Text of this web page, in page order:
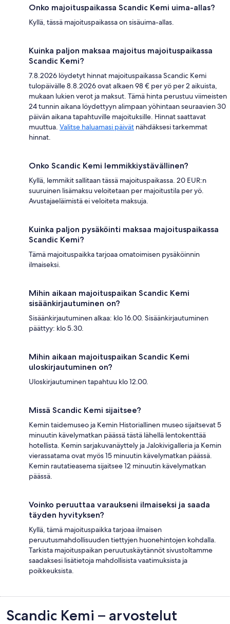
Onko majoituspaikassa Scandic Kemi uima-allas?
Kyllä, tässä majoituspaikassa on sisäuima-allas.
Kuinka paljon maksaa majoitus majoituspaikassa
Scandic Kemi?
7.8.2026 löydetyt hinnat majoituspaikassa Scandic Kemi
tulopäivälle 8.8.2026 ovat alkaen 98 € per yö per 2 aikuista,
mukaan lukien verot ja maksut. Tämä hinta perustuu viimeisten
24 tunnin aikana löydettyyn alimpaan yöhintaan seuraavien 30
päivän aikana tapahtuville majoituksille. Hinnat saattavat
muuttua. Valitse haluamasi päivät nähdäksesi tarkemmat
hinnat.
Onko Scandic Kemi lemmikkiystävällinen?
Kyllä, lemmikit sallitaan tässä majoituspaikassa. 20 EUR:n
suuruinen lisämaksu veloitetaan per majoitustila per yö.
Avustajaeläimistä ei veloiteta maksuja.
Kuinka paljon pysäköinti maksaa majoituspaikassa
Scandic Kemi?
Tämä majoituspaikka tarjoaa omatoimisen pysäköinnin
ilmaiseksi.
Mihin aikaan majoituspaikan Scandic Kemi
sisäänkirjautuminen on?
Sisäänkirjautuminen alkaa: klo 16.00. Sisäänkirjautuminen
päättyy: klo 5.30.
Mihin aikaan majoituspaikan Scandic Kemi
uloskirjautuminen on?
Uloskirjautuminen tapahtuu klo 12.00.
Missä Scandic Kemi sijaitsee?
Kemin taidemuseo ja Kemin Historiallinen museo sijaitsevat 5
minuutin kävelymatkan päässä tästä lähellä lentokenttää
hotellista. Kemin sarjakuvanäyttely ja Jalokivigalleria ja Kemin
vierassatama ovat myös 15 minuutin kävelymatkan päässä.
Kemin rautatieasema sijaitsee 12 minuutin kävelymatkan
päässä.
Voinko peruuttaa varaukseni ilmaiseksi ja saada
täyden hyvityksen?
Kyllä, tämä majoituspaikka tarjoaa ilmaisen
peruutusmahdollisuuden tiettyjen huonehintojen kohdalla.
Tarkista majoituspaikan peruutuskäytännöt sivustoltamme
saadaksesi lisätietoja mahdollisista vaatimuksista ja
poikkeuksista.
Arvostelut
Scandic Kemi – arvostelut